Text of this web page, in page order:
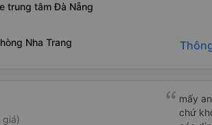
trung tâm Đà Nẵng
Nha Trang
giá)
mấy
chứ